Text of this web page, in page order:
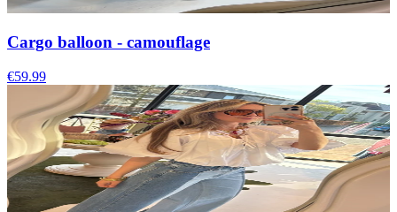
Cargo balloon - camouflage
€59.99